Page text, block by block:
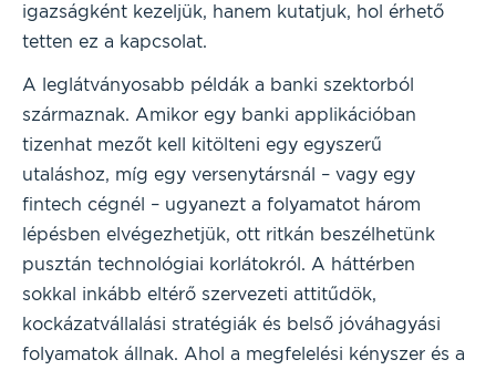
igazságként kezeljük, hanem kutatjuk, hol érhető
tetten ez a kapcsolat.
A leglátványosabb példák a banki szektorból
származnak. Amikor egy banki applikációban
tizenhat mezőt kell kitölteni egy egyszerű
utaláshoz, míg egy versenytársnál – vagy egy
fintech cégnél – ugyanezt a folyamatot három
lépésben elvégezhetjük, ott ritkán beszélhetünk
pusztán technológiai korlátokról. A háttérben
sokkal inkább eltérő szervezeti attitűdök,
kockázatvállalási stratégiák és belső jóváhagyási
folyamatok állnak. Ahol a megfelelési kényszer és a